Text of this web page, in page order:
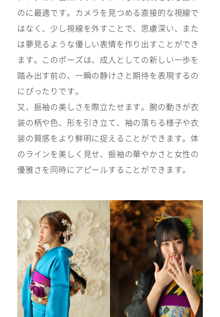
のに最適です。カメラを見つめる直接的な視線で
はなく、少し視線を外すことで、思慮深い、また
は夢見るような優しい表情を作り出すことができ
ます。このポーズは、成人としての新しい一歩を
踏み出す前の、一瞬の静けさと期待を表現するの
にぴったりです。
又、振袖の美しさを際立たせます。腕の動きが衣
装の柄や色、形を引き立て、袖の落ちる様子や衣
装の質感をより鮮明に捉えることができます。体
のラインを美しく見せ、振袖の華やかさと女性の
優雅さを同時にアピールすることができます。